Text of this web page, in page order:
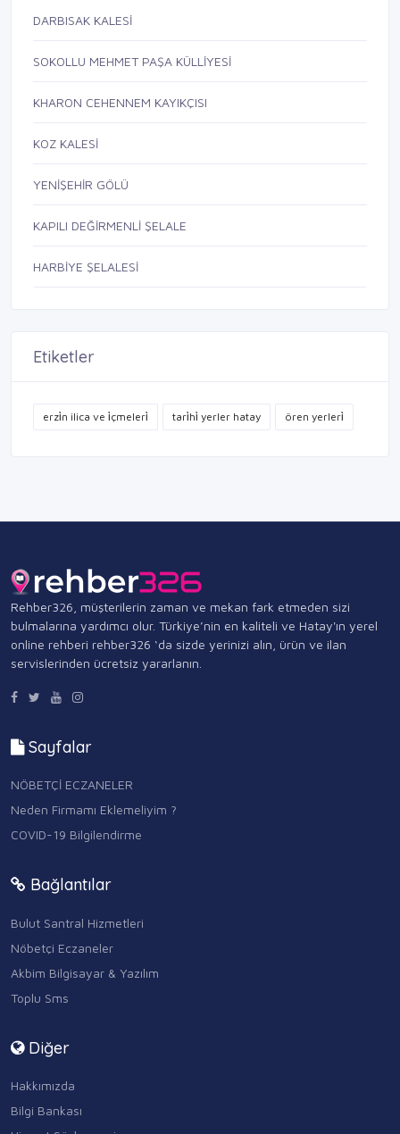
DARBISAK KALESİ
SOKOLLU MEHMET PAŞA KÜLLİYESİ
KHARON CEHENNEM KAYIKÇISI
KOZ KALESİ
YENİŞEHİR GÖLÜ
KAPILI DEĞİRMENLİ ŞELALE
HARBİYE ŞELALESİ
Etiketler
erzi̇n ilica ve i̇çmeleri̇ tari̇hi̇ yerler hatay ören yerleri̇
Rehber326, müşterilerin zaman ve mekan fark etmeden sizi
bulmalarına yardımcı olur. Türkiye’nin en kaliteli ve Hatay'ın yerel
online rehberi rehber326 ‘da sizde yerinizi alın, ürün ve ilan
servislerinden ücretsiz yararlanın.
Sayfalar
NÖBETÇİ ECZANELER
Neden Firmamı Eklemeliyim ?
COVID-19 Bilgilendirme
Bağlantılar
Bulut Santral Hizmetleri
Nöbetçi Eczaneler
Akbim Bilgisayar & Yazılım
Toplu Sms
Diğer
Hakkımızda
Bilgi Bankası